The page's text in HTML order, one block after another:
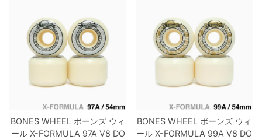
BONES WHEEL ボーンズ ウィ
ールX-FORMULA 97A V8 DO
BONES WHEEL ボーンズ ウィ
ール X-FORMULA 99A V8 DO